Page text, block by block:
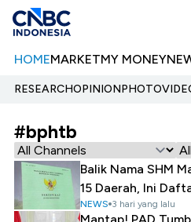
HOMEMARKETMY MONEY
RESEARCHOPINIONPHOTO
#bphtb
Balik Nama SHM
15 Daerah, Ini
NEWS 3 hari yang lalu